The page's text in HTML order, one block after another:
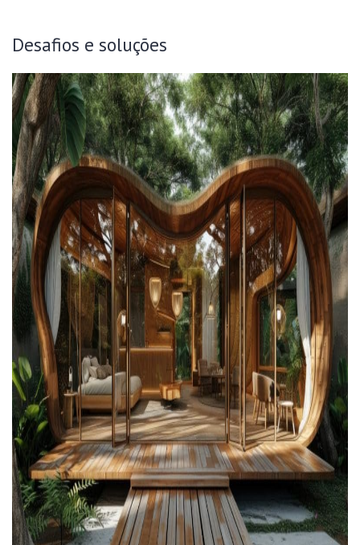
Desafios e soluções